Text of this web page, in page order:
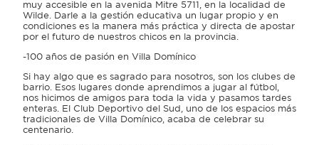
muy accesible en la avenida Mitre 5711, en la localidad de
Wilde. Darle a la gestión educativa un lugar propio y en
condiciones es la manera más práctica y directa de apostar
por el futuro de nuestros chicos en la provincia.
-100 años de pasión en Villa Domínico
Si hay algo que es sagrado para nosotros, son los clubes de
barrio. Esos lugares donde aprendimos a jugar al fútbol,
nos hicimos de amigos para toda la vida y pasamos tardes
enteras. El Club Deportivo del Sud, uno de los espacios más
tradicionales de Villa Domínico, acaba de celebrar su
centenario.